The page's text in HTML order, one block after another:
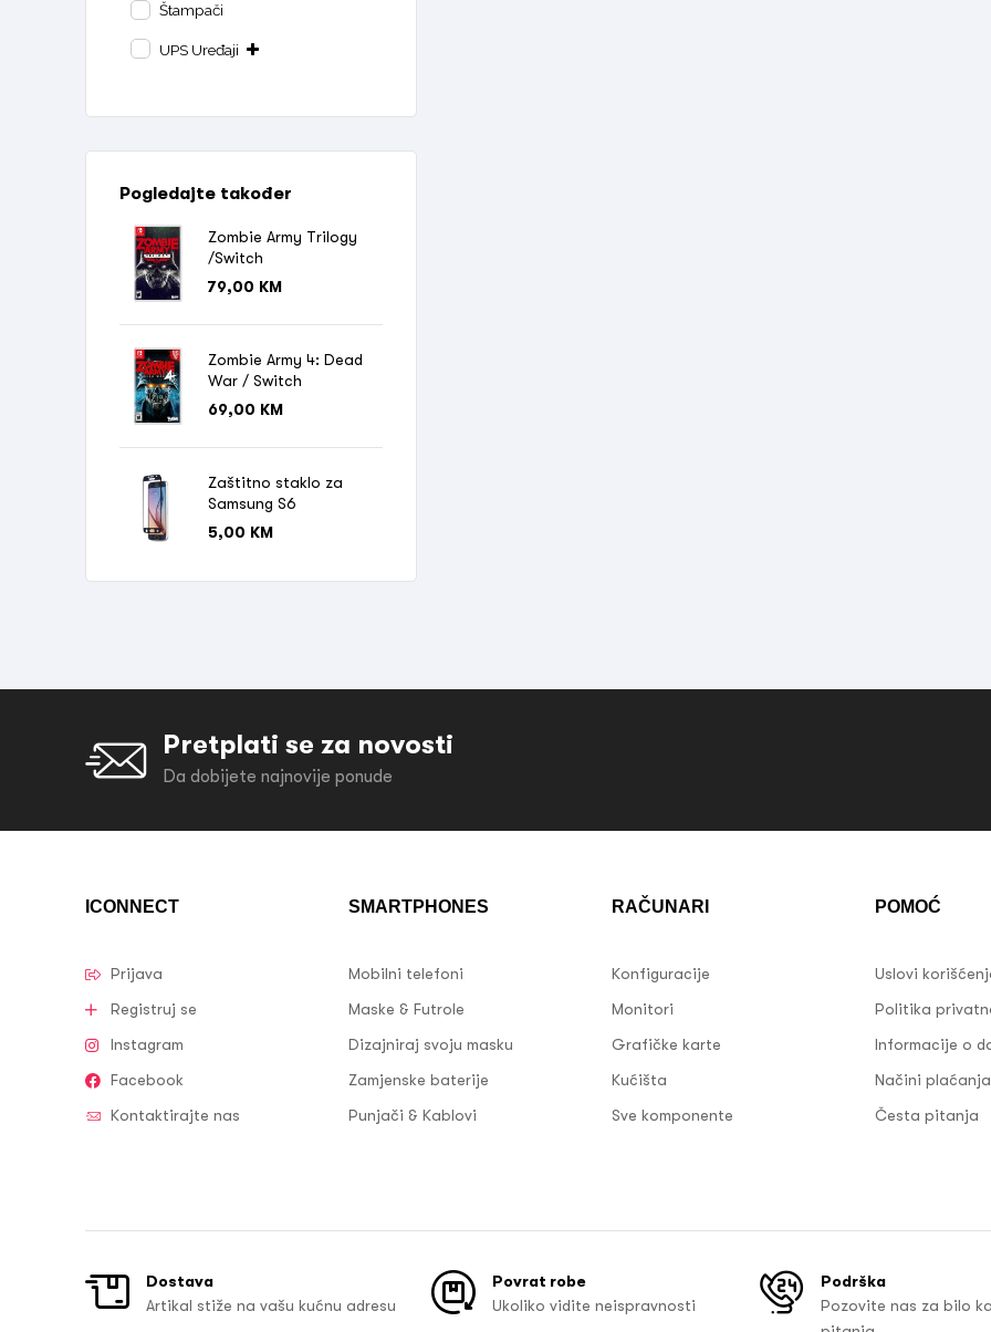
Štampači
UPS Uređaji
Pogledajte također
Zombie Army Trilogy
/Switch
79,00 KM
Zombie Army 4: Dead
War / Switch
69,00 KM
Zaštitno staklo za
Samsung S6
5,00 KM
Pretplati se za novosti
Da dobijete najnovije ponude
ICONNECT
Prijava
Registruj se
Instagram
Facebook
Kontaktirajte nas
SMARTPHONES
Mobilni telefoni
Maske & Futrole
Dizajniraj svoju masku
Zamjenske baterije
Punjači & Kablovi
RAČUNARI
Konfiguracije
Monitori
Grafičke karte
Kućišta
Sve komponente
POMOĆ
Uslovi
Politika
Informacije o
Načini plaćanja
Česta pitanja
Dostava
Artikal stiže na vašu kućnu adresu
Povrat robe
Ukoliko vidite neispravnosti
Podrška
Pozovite nas za bilo